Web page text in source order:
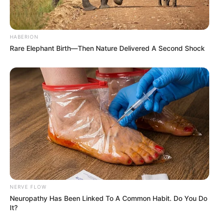
HABERION
Rare Elephant Birth—Then Nature Delivered A Second Shock
NERVE FLOW
Neuropathy Has Been Linked To A Common Habit. Do You Do
It?